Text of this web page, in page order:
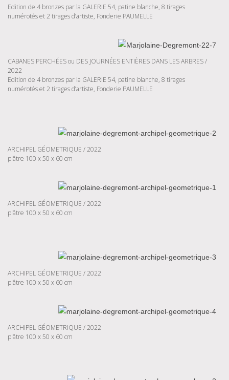
Edition de 4 bronzes par la GALERIE 54, patine blanche, 8 tirages
numérotés et 2 tirages d’artiste, Fonderie PAUMELLE
CABANES PERCHÉES ou DES JOURNÉES ENTIÈRES DANS LES ARBRES /
2022
Edition de 4 bronzes par la GALERIE 54, patine blanche, 8 tirages
numérotés et 2 tirages d’artiste, Fonderie PAUMELLE
ARCHIPEL GÉOMETRIQUE / 2022
plâtre 100 x 50 x 60 cm
ARCHIPEL GÉOMETRIQUE / 2022
plâtre 100 x 50 x 60 cm
ARCHIPEL GÉOMETRIQUE / 2022
plâtre 100 x 50 x 60 cm
ARCHIPEL GÉOMETRIQUE / 2022
plâtre 100 x 50 x 60 cm